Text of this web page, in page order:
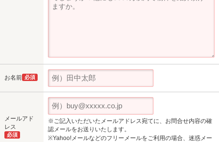
お名前 必須
メールアド
レス
必須
※ご記入いただいたメールアドレス宛てに、お問合せ内容の確
認メールをお送りいたします。
※Yahoo!メールなどのフリーメールをご利用の場合、迷惑メー